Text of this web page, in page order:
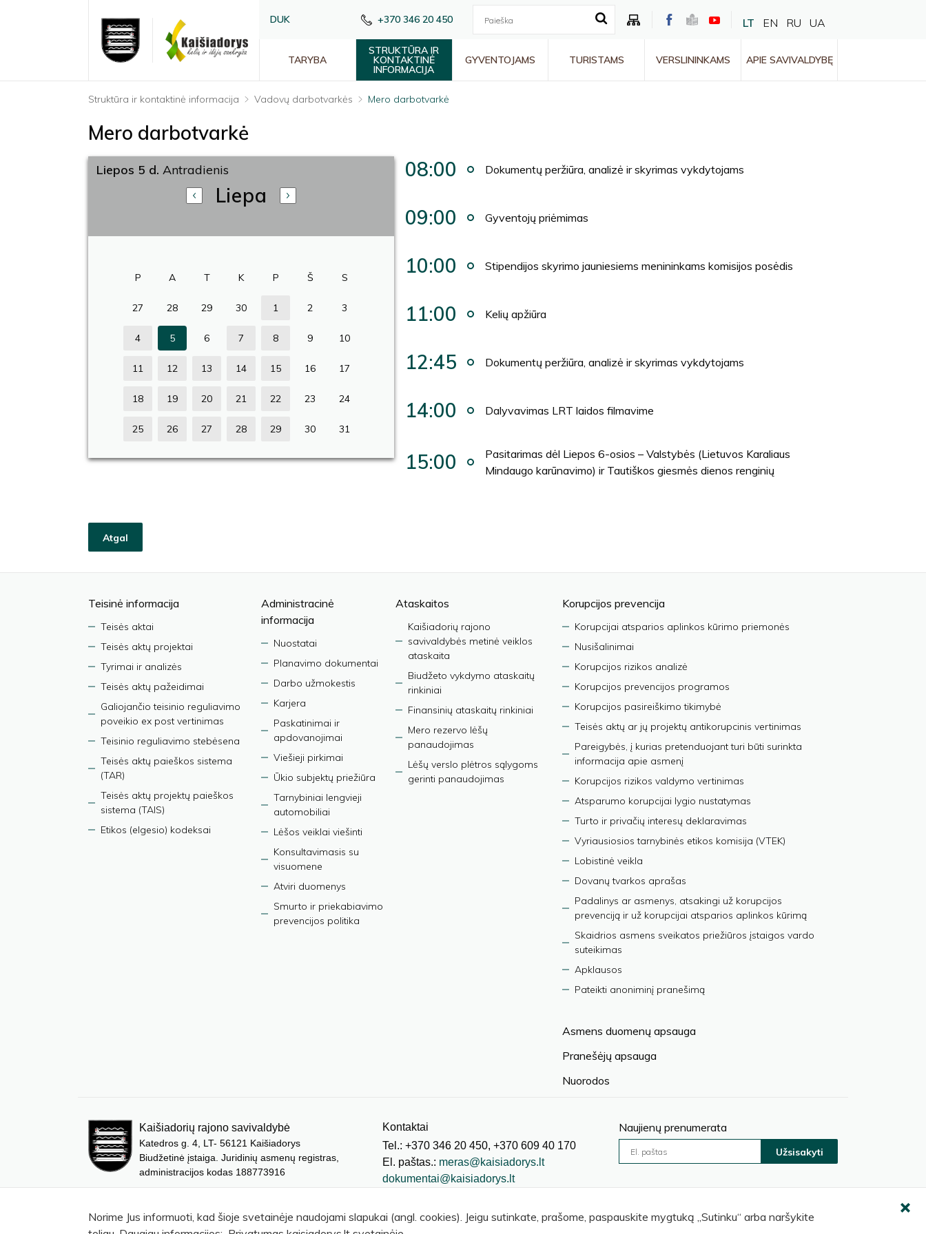
DUK +370 346 20 450 LT EN RU UA
TARYBA
STRUKTŪRA IR
KONTAKTINĖ
INFORMACIJA
GYVENTOJAMS TURISTAMS VERSLININKAMS APIE SAVIVALDYBĘ
Struktūra ir kontaktinė informacija Vadovų darbotvarkės Mero darbotvarkė
Mero darbotvarkė
Liepos 5 d. Antradienis
Liepa
P A T K P Š S
27 28 29 30 1 2 3
4 5 6 7 8 9 10
11 12 13 14 15 16 17
18 19 20 21 22 23 24
25 26 27 28 29 30 31
08:00 Dokumentų peržiūra, analizė ir skyrimas vykdytojams
09:00 Gyventojų priėmimas
10:00 Stipendijos skyrimo jauniesiems menininkams komisijos posėdis
11:00 Kelių apžiūra
12:45 Dokumentų peržiūra, analizė ir skyrimas vykdytojams
14:00 Dalyvavimas LRT laidos filmavime
15:00
Pasitarimas dėl Liepos 6-osios – Valstybės (Lietuvos Karaliaus
Mindaugo karūnavimo) ir Tautiškos giesmės dienos renginių
Atgal
Teisinė informacija
Teisės aktai
Teisės aktų projektai
Tyrimai ir analizės
Teisės aktų pažeidimai
Galiojančio teisinio reguliavimo
poveikio ex post vertinimas
Teisinio reguliavimo stebėsena
Teisės aktų paieškos sistema
(TAR)
Teisės aktų projektų paieškos
sistema (TAIS)
Etikos (elgesio) kodeksai
Administracinė
informacija
Nuostatai
Planavimo dokumentai
Darbo užmokestis
Karjera
Paskatinimai ir
apdovanojimai
Viešieji pirkimai
Ūkio subjektų priežiūra
Tarnybiniai lengvieji
automobiliai
Lėšos veiklai viešinti
Konsultavimasis su
visuomene
Atviri duomenys
Smurto ir priekabiavimo
prevencijos politika
Ataskaitos
Kaišiadorių rajono
savivaldybės metinė veiklos
ataskaita
Biudžeto vykdymo ataskaitų
rinkiniai
Finansinių ataskaitų rinkiniai
Mero rezervo lėšų
panaudojimas
Lėšų verslo plėtros sąlygoms
gerinti panaudojimas
Korupcijos prevencija
Korupcijai atsparios aplinkos kūrimo priemonės
Nusišalinimai
Korupcijos rizikos analizė
Korupcijos prevencijos programos
Korupcijos pasireiškimo tikimybė
Teisės aktų ar jų projektų antikorupcinis vertinimas
Pareigybės, į kurias pretenduojant turi būti surinkta
informacija apie asmenį
Korupcijos rizikos valdymo vertinimas
Atsparumo korupcijai lygio nustatymas
Turto ir privačių interesų deklaravimas
Vyriausiosios tarnybinės etikos komisija (VTEK)
Lobistinė veikla
Dovanų tvarkos aprašas
Padalinys ar asmenys, atsakingi už korupcijos
prevenciją ir už korupcijai atsparios aplinkos kūrimą
Skaidrios asmens sveikatos priežiūros įstaigos vardo
suteikimas
Apklausos
Pateikti anoniminį pranešimą
Asmens duomenų apsauga
Pranešėjų apsauga
Nuorodos
Kaišiadorių rajono savivaldybė
Katedros g. 4, LT- 56121 Kaišiadorys
Biudžetinė įstaiga. Juridinių asmenų registras,
administracijos kodas 188773916
Kontaktai
Tel.: +370 346 20 450, +370 609 40 170
El. paštas.: meras@kaisiadorys.lt
dokumentai@kaisiadorys.lt
Naujienų prenumerata
Užsisakyti
Norime Jus informuoti, kad šioje svetainėje naudojami slapukai (angl. cookies). Jeigu sutinkate, prašome, paspauskite mygtuką „Sutinku“ arba naršykite